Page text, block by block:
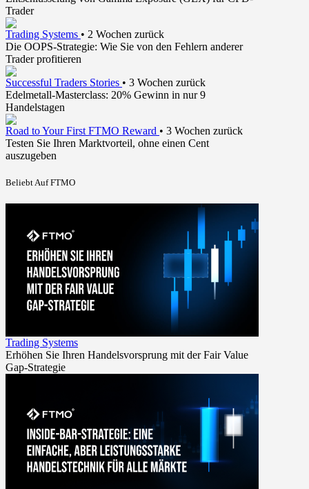
Trader
Trading Systems • 2 Wochen zurück
Die OOPS-Strategie: Wie Sie von den Fehlern anderer
Trader profitieren
Successful Traders Stories • 3 Wochen zurück
Edelmetall-Masterclass: 20% Gewinn in nur 9
Handelstagen
Road to Your First FTMO Reward • 3 Wochen zurück
Testen Sie Ihren Marktvorteil, ohne einen Cent
auszugeben
Beliebt Auf FTMO
Trading Systems
Erhöhen Sie Ihren Handelsvorsprung mit der Fair Value
Gap-Strategie